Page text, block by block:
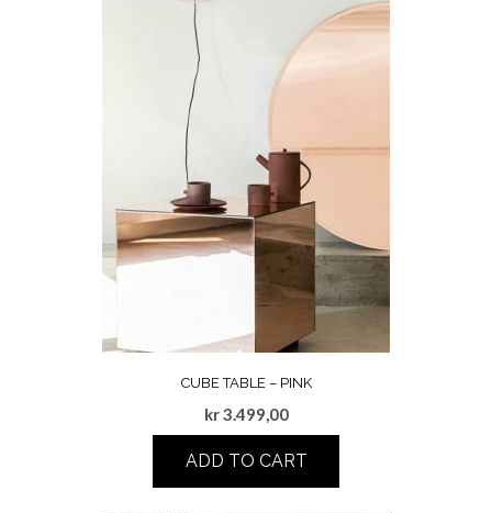
CUBE TABLE – PINK
kr3.499,00
ADD TO CART